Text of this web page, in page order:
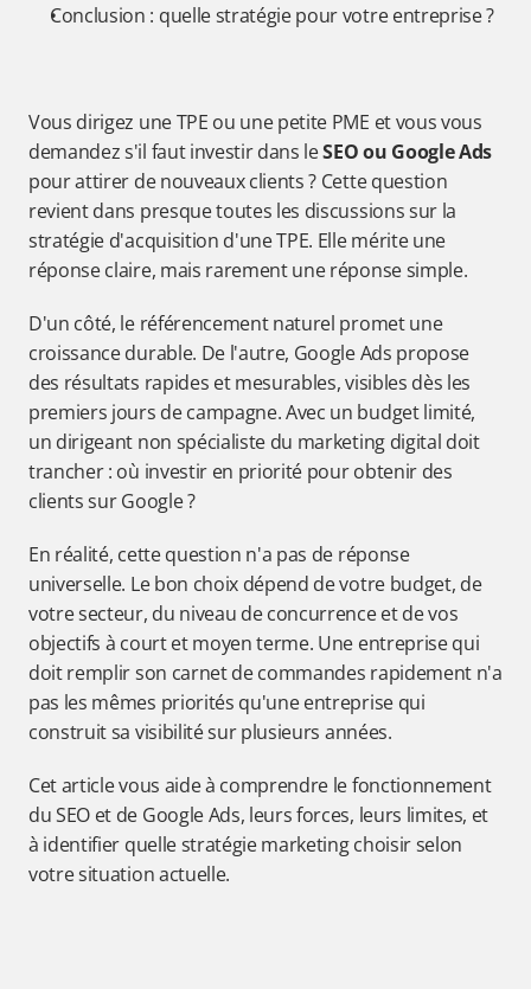
Conclusion : quelle stratégie pour votre entreprise ?
Vous dirigez une TPE ou une petite PME et vous vous
demandez s'il faut investir dans le SEO ou Google Ads
pour attirer de nouveaux clients ? Cette question
revient dans presque toutes les discussions sur la
stratégie d'acquisition d'une TPE. Elle mérite une
réponse claire, mais rarement une réponse simple.
D'un côté, le référencement naturel promet une
croissance durable. De l'autre, Google Ads propose
des résultats rapides et mesurables, visibles dès les
premiers jours de campagne. Avec un budget limité,
un dirigeant non spécialiste du marketing digital doit
trancher : où investir en priorité pour obtenir des
clients sur Google ?
En réalité, cette question n'a pas de réponse
universelle. Le bon choix dépend de votre budget, de
votre secteur, du niveau de concurrence et de vos
objectifs à court et moyen terme. Une entreprise qui
doit remplir son carnet de commandes rapidement n'a
pas les mêmes priorités qu'une entreprise qui
construit sa visibilité sur plusieurs années.
Cet article vous aide à comprendre le fonctionnement
du SEO et de Google Ads, leurs forces, leurs limites, et
à identifier quelle stratégie marketing choisir selon
votre situation actuelle.